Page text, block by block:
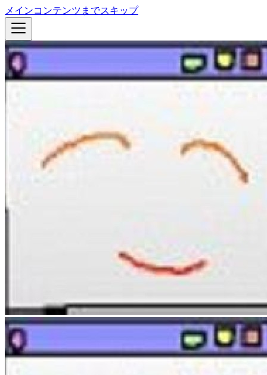
メインコンテンツまでスキップ